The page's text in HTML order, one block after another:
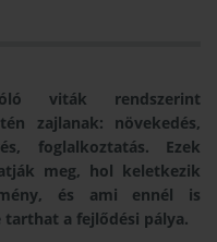
viták rendszerint
zajlanak: növekedés,
foglalkoztatás. Ezek
meg, hol keletkezik
és ami ennél is
a fejlődési pálya.